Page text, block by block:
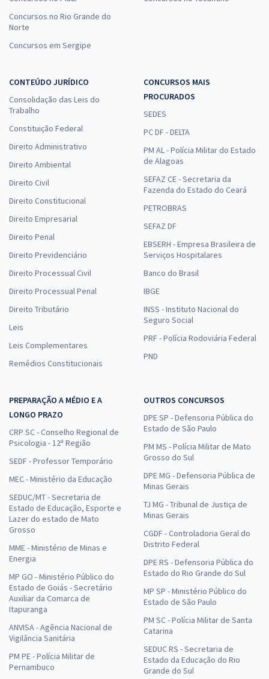
Concursos no Rio Grande do
Norte
Concursos em Sergipe
CONTEÚDO JURÍDICO
Consolidação das Leis do
Trabalho
Constituição Federal
Direito Administrativo
Direito Ambiental
Direito Civil
Direito Constitucional
Direito Empresarial
Direito Penal
Direito Previdenciário
Direito Processual Civil
Direito Processual Penal
Direito Tributário
Leis
Leis Complementares
Remédios Constitucionais
CONCURSOS MAIS
PROCURADOS
SEDES
PC DF - DELTA
PM AL - Polícia Militar do Estado
de Alagoas
SEFAZ CE - Secretaria da
Fazenda do Estado do Ceará
PETROBRAS
SEFAZ DF
EBSERH - Empresa Brasileira de
Serviços Hospitalares
Banco do Brasil
IBGE
INSS - Instituto Nacional do
Seguro Social
PRF - Polícia Rodoviária Federal
PND
PREPARAÇÃO A MÉDIO E A
LONGO PRAZO
CRP SC - Conselho Regional de
Psicologia - 12ª Região
SEDF - Professor Temporário
MEC - Ministério da Educação
SEDUC/MT - Secretaria de
Estado de Educação, Esporte e
Lazer do estado de Mato
Grosso
MME - Ministério de Minas e
Energia
MP GO - Ministério Público do
Estado de Goiás - Secretário
Auxiliar da Comarca de
Itapuranga
ANVISA - Agência Nacional de
Vigilância Sanitária
PM PE - Polícia Militar de
Pernambuco
OUTROS CONCURSOS
DPE SP - Defensoria Pública do
Estado de São Paulo
PM MS - Polícia Militar de Mato
Grosso do Sul
DPE MG - Defensoria Pública de
Minas Gerais
TJ MG - Tribunal de Justiça de
Minas Gerais
CGDF - Controladoria Geral do
Distrito Federal
DPE RS - Defensoria Pública do
Estado do Rio Grande do Sul
MP SP - Ministério Público do
Estado de São Paulo
PM SC - Polícia Militar de Santa
Catarina
SEDUC RS - Secretaria de
Estado da Educação do Rio
Grande do Sul